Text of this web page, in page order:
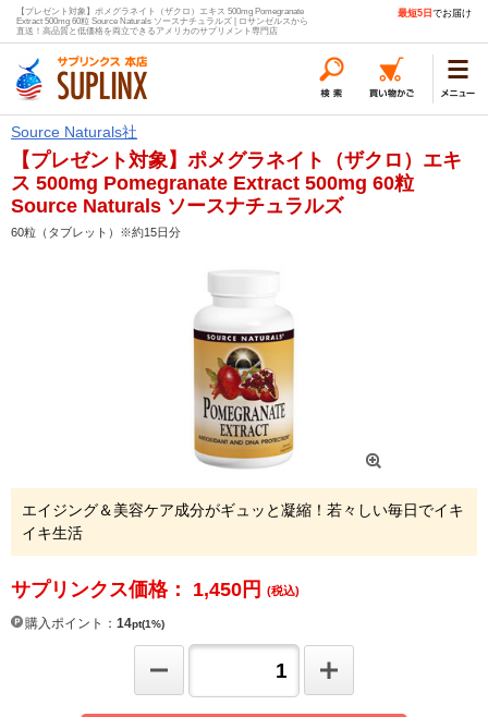
【プレゼント対象】ポメグラネイト（ザクロ）エキス 500mg Pomegranate
Extract 500mg 60粒 Source Naturals ソースナチュラルズ | ロサンゼルスから
直送！高品質と低価格を両立できるアメリカのサプリメント専門店
最短5日 でお届け
Source Naturals社
【プレゼント対象】ポメグラネイト（ザクロ）エキ
ス 500mg Pomegranate Extract 500mg 60粒
Source Naturals ソースナチュラルズ
60粒（タブレット）※約15日分
エイジング＆美容ケア成分がギュッと凝縮！若々しい毎日でイキ
イキ生活
サプリンクス価格： 1,450 円 (税込)
購入ポイント： 14pt(1%)